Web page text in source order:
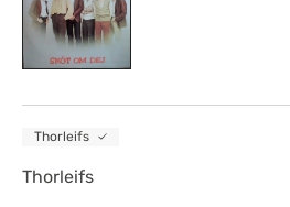
Thorleifs
Thorleifs